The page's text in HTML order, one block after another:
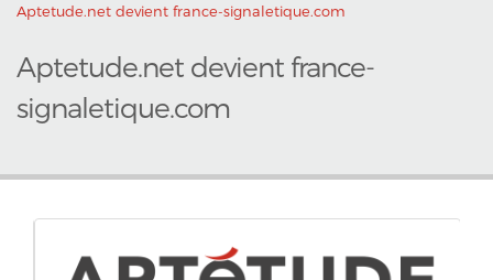
Aptetude.net devient france-signaletique.com
Aptetude.net devient france-
signaletique.com